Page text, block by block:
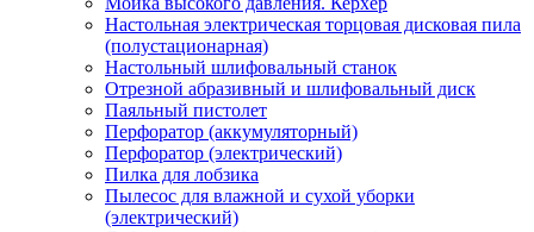
Настольная электрическая торцовая дисковая пила
(полустационарная)
Настольный шлифовальный станок
Отрезной абразивный и шлифовальный диск
Паяльный пистолет
Перфоратор (аккумуляторный)
Перфоратор (электрический)
Пилка для лобзика
Пылесос для влажной и сухой уборки
(электрический)